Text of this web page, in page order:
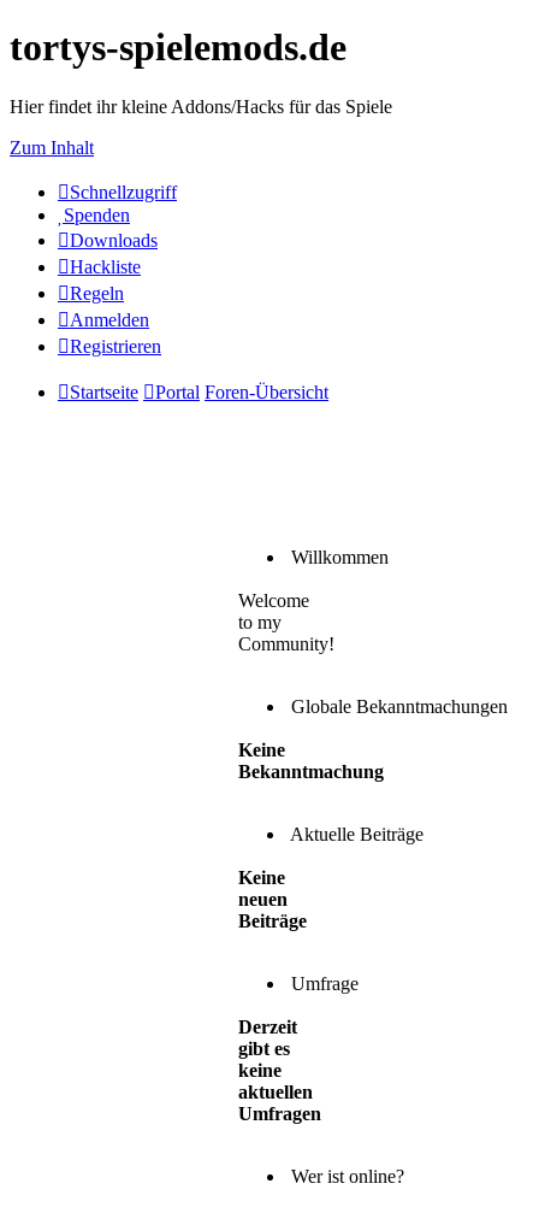
tortys-spielemods.de
Hier findet ihr kleine Addons/Hacks für das Spiele
Zum Inhalt
Schnellzugriff
Spenden
Downloads
Hackliste
Regeln
Anmelden
Registrieren
Startseite Portal Foren-Übersicht
Willkommen
Welcome
to my
Community!
Globale Bekanntmachungen
Keine
Bekanntmachung
Aktuelle Beiträge
Keine
neuen
Beiträge
Umfrage
Derzeit
gibt es
keine
aktuellen
Umfragen
Wer ist online?